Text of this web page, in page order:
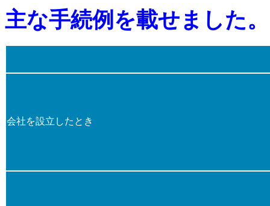
主な手続例を載せました。
会社を設立したとき